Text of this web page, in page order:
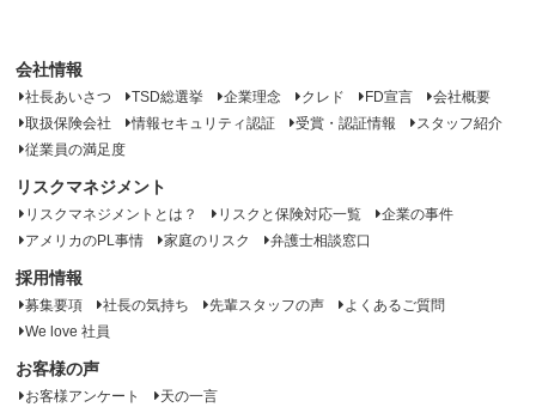
会社情報
社長あいさつ TSD総選挙 企業理念 クレド FD宣言
会社概要
取扱保険会社
情報セキュリティ認証 受賞・認証情報
スタッフ紹介
従業員の満足度
リスクマネジメント
リスクマネジメントとは？ リスクと保険対応一覧
企業の事件
アメリカのPL事情
家庭のリスク 弁護士相談窓口
採用情報
募集要項 社長の気持ち 先輩スタッフの声
よくあるご質問
We love 社員
お客様の声
お客様アンケート 天の一言